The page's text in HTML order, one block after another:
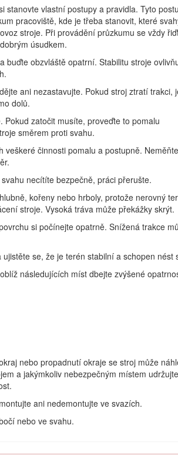
stanovte vlastní postupy a pravidla. Tyto
pracoviště, kde je třeba stanovit, které
stroje. Při provádění průzkumu se vždy
úsudkem.
buďte obzvláště opatrní. Stabilitu stroje
ani nezastavujte. Pokud stroj ztratí trakci,
dolů.
Pokud zatočit musíte, proveďte to pomalu
směrem proti svahu.
veškeré činnosti pomalu a postupně. Neměňte
necítíte bezpečně, práci přerušte.
kořeny nebo hrboly, protože nerovný
stroje. Vysoká tráva může překážky skrýt.
si počínejte opatrně. Snížená trakce
se, že je terén stabilní a schopen nést
následujících míst dbejte zvýšené
nebo propadnutí okraje se stroj může
a jakýmkoliv nebezpečným místem udržujte
ani nedemontujte ve svazích.
nebo ve svahu.
Nebezpečí
jejich narušení hloubením hrozí úraz
v těchto označených oblastech
služby (například v USA můžete volat na
bezpečnostní informace
pokyny.
stavu nestabilní a můžete nad ním ztratit
rameny (podle konkrétního případu)
pod zemí a jiné předměty. V takto
činnosti, jež by odváděly vaši pozornost,
děti.
zařízením.
ochranná zařízení funkční a ve správné
ucpaného materiálu zastavte stroj, vypněte